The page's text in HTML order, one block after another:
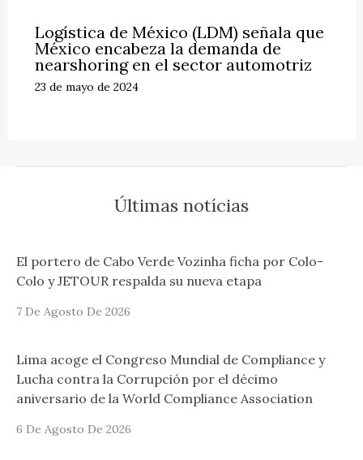
Logística de México (LDM) señala que
México encabeza la demanda de
nearshoring en el sector automotriz
23 de mayo de 2024
Últimas notícias
El portero de Cabo Verde Vozinha ficha por Colo-
Colo y JETOUR respalda su nueva etapa
7 De Agosto De 2026
Lima acoge el Congreso Mundial de Compliance y
Lucha contra la Corrupción por el décimo
aniversario de la World Compliance Association
6 De Agosto De 2026